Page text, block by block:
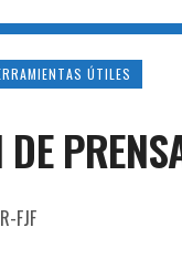
ÚTILES
FJF